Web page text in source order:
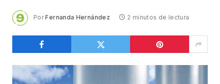
Por Fernanda Hernández 2 minutos de lectura